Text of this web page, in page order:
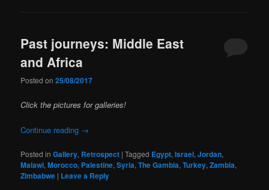
Past journeys: Middle East
and Africa
Posted on25/08/2017
Click the pictures for galleries!
Continue reading →
Posted in Gallery, Retrospect |Tagged Egypt,Israel,Jordan,
Malawi,Morocco, Palestine,Syria,The Gambia,Turkey,Zambia,
Zimbabwe | Leave a Reply